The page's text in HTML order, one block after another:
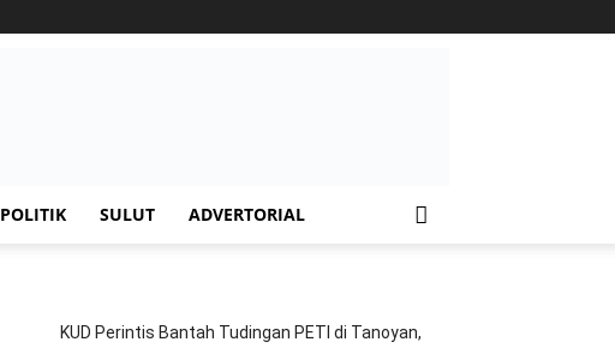
POLITIK SULUT ADVERTORIAL
KUD Perintis Bantah Tudingan PETI di Tanoyan,